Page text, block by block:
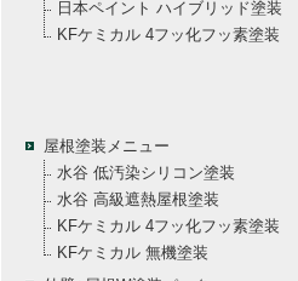
日本ペイント ハイブリッド塗装
KFケミカル 4フッ化フッ素塗装
屋根塗装メニュー
水谷 低汚染シリコン塗装
水谷 高級遮熱屋根塗装
KFケミカル 4フッ化フッ素塗装
KFケミカル 無機塗装